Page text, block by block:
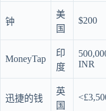
钟
美
国
$200
MoneyTap
印
度
INR
迅捷的钱
英
国